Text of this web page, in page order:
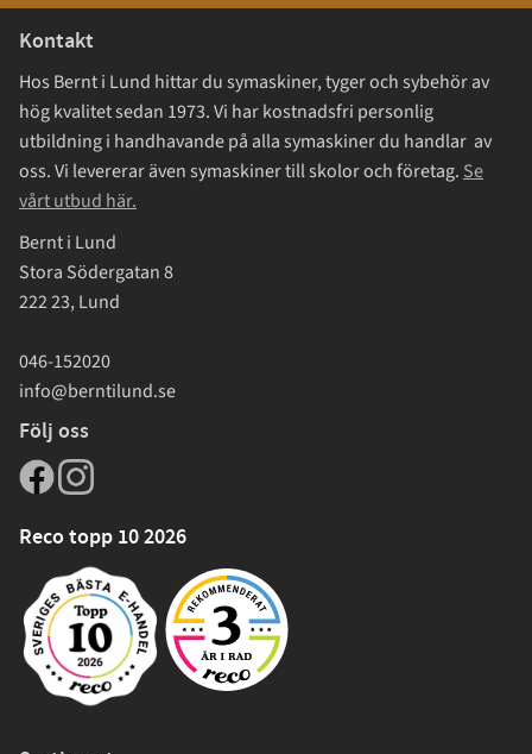
Kontakt
Hos Bernt i Lund hittar du symaskiner, tyger och sybehör av
hög kvalitet sedan 1973. Vi har kostnadsfri personlig
utbildning i handhavande på alla symaskiner du handlar av
oss. Vi levererar även symaskiner till skolor och företag. Se
vårt utbud här.
Bernt i Lund
Stora Södergatan 8
222 23, Lund
046-152020
info@berntilund.se
Följ oss
Reco topp 10 2026